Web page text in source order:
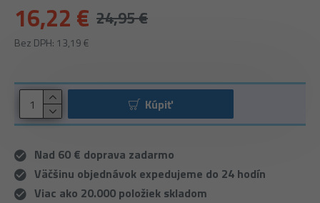
16,22 € 24,95 €
Bez DPH: 13,19 €
Kúpiť
Nad 60 € doprava zadarmo
Väčšinu objednávok expedujeme do 24 hodín
Viac ako 20.000 položiek skladom